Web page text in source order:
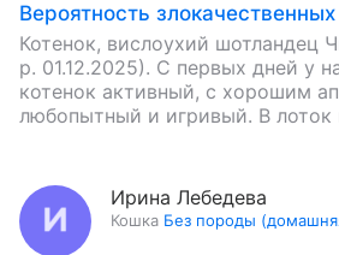
Вероятность
Котенок, вислоухий шотландец
р. 01.12.2025). С первых дней у
котенок активный, с хорошим
любопытный и игривый. В лоток
Ирина Лебедева
Кошка Без породы